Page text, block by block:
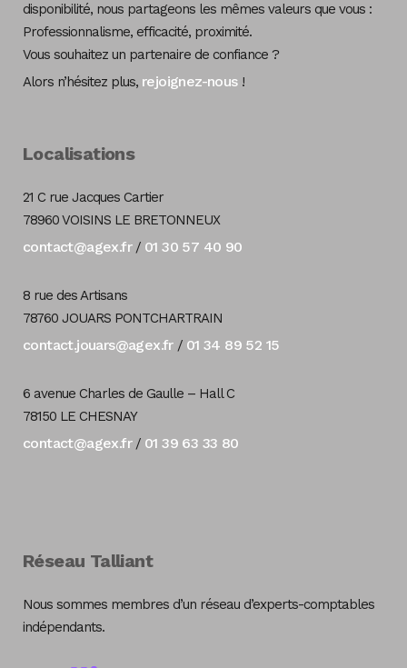
disponibilité, nous partageons les mêmes valeurs que vous :
Professionnalisme, efficacité, proximité.
Vous souhaitez un partenaire de confiance ?
Alors n’hésitez plus, rejoignez-nous!
Localisations
21 C rue Jacques Cartier
78960 VOISINS LE BRETONNEUX
contact@agex.fr/ 01 30 57 40 90
8 rue des Artisans
78760 JOUARS PONTCHARTRAIN
contact.jouars@agex.fr/ 01 34 89 52 15
6 avenue Charles de Gaulle – Hall C
78150 LE CHESNAY
contact@agex.fr/ 01 39 63 33 80
Réseau Talliant
Nous sommes membres d’un réseau d’experts-comptables
indépendants.